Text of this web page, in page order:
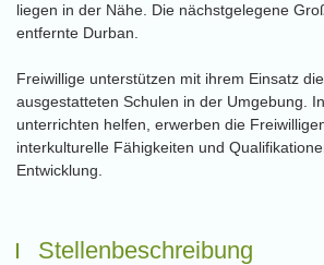
liegen in der Nähe. Die nächstgelegene
entfernte Durban.
Freiwillige unterstützen mit ihrem Einsatz
ausgestatteten Schulen in der Umgebung.
unterrichten helfen, erwerben die
interkulturelle Fähigkeiten und
Entwicklung.
Stellenbeschreibung